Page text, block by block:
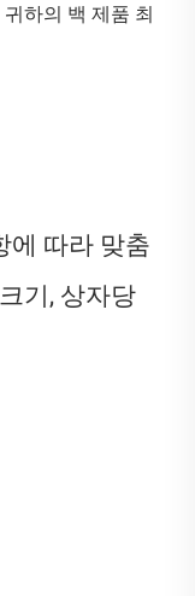
하의 백 제품 최
에 따라 맞춤
기, 상자당